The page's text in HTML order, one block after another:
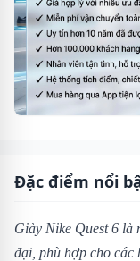
Đặc điểm nổi
Giày Nike Quest 6 là
đại, phù hợp cho các